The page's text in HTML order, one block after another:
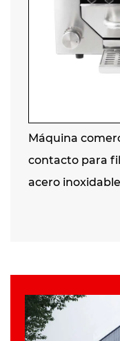
Máquina
contacto para
acero inoxidable